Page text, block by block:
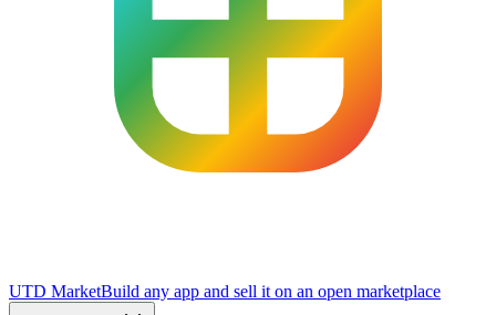
UTD MarketBuild any app and sell it on an open marketplace